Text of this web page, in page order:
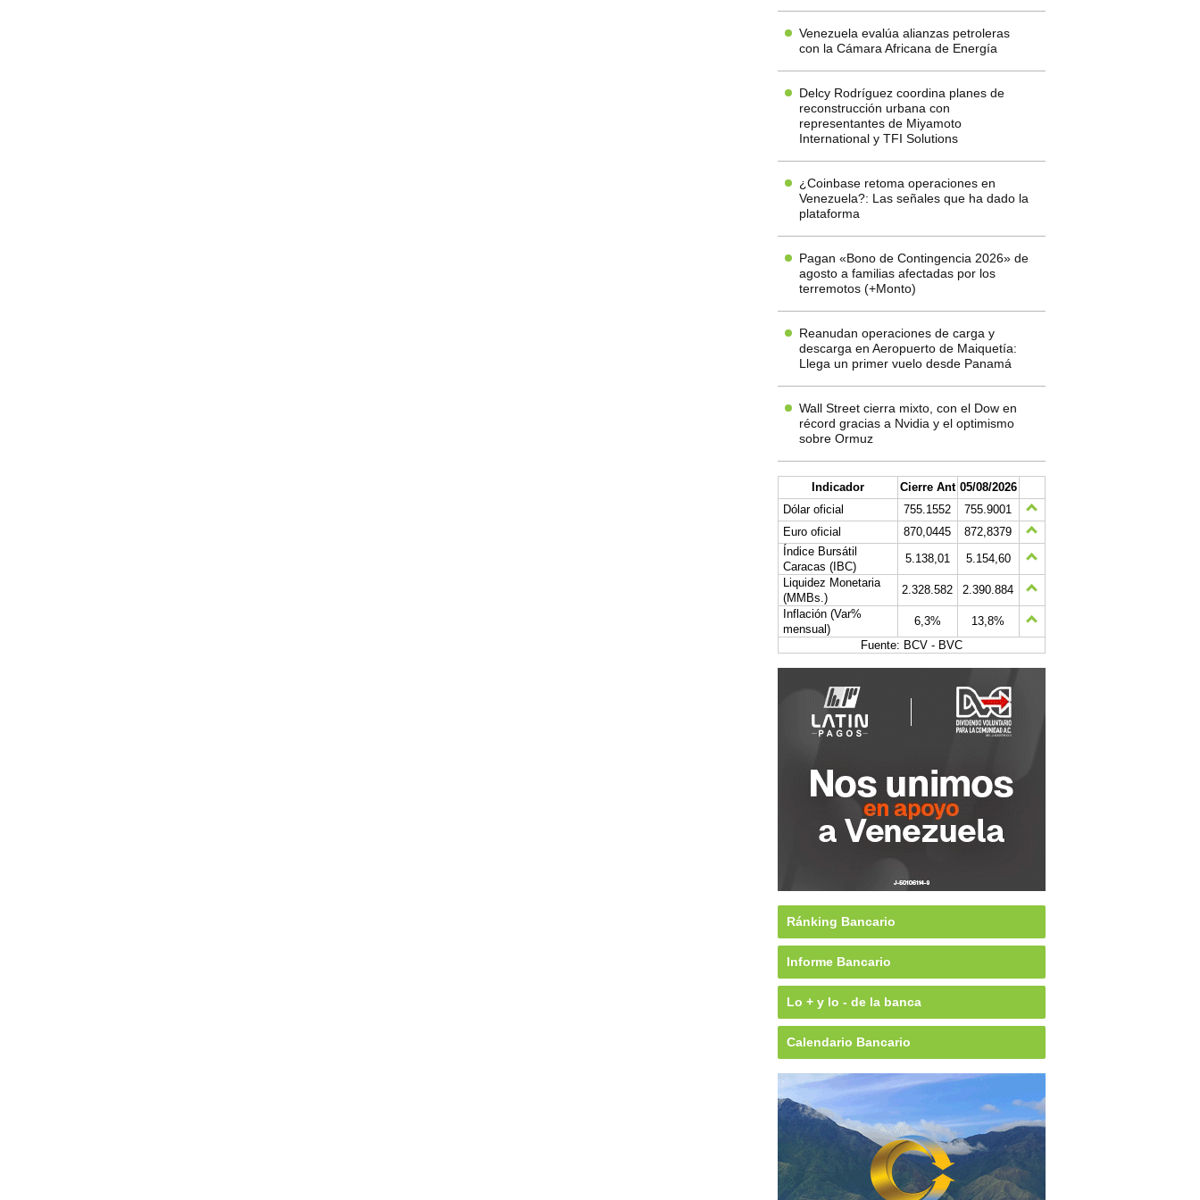
Venezuela evalúa alianzas petroleras
con la Cámara Africana de Energía
Delcy Rodríguez coordina planes de
reconstrucción urbana con
representantes de Miyamoto
International y TFI Solutions
¿Coinbase retoma operaciones en
Venezuela?: Las señales que ha dado la
plataforma
Pagan «Bono de Contingencia 2026» de
agosto a familias afectadas por los
terremotos (+Monto)
Reanudan operaciones de carga y
descarga en Aeropuerto de Maiquetía:
Llega un primer vuelo desde Panamá
Wall Street cierra mixto, con el Dow en
récord gracias a Nvidia y el optimismo
sobre Ormuz
Indicador Cierre Ant 05/08/2026
Dólar oficial
755.1552
755.9001
Euro oficial
870,0445
872,8379
Índice Bursátil
Caracas (IBC)
5.138,01
5.154,60
Liquidez Monetaria
(MMBs.)
2.328.582
2.390.884
Inflación (Var%
mensual)
6,3%
13,8%
Fuente: BCV - BVC
Ránking Bancario
Informe Bancario
Lo + y lo - de la banca
Calendario Bancario